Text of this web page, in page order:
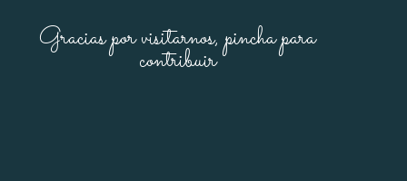
Gracias por visitarnos, pincha para
contribuir